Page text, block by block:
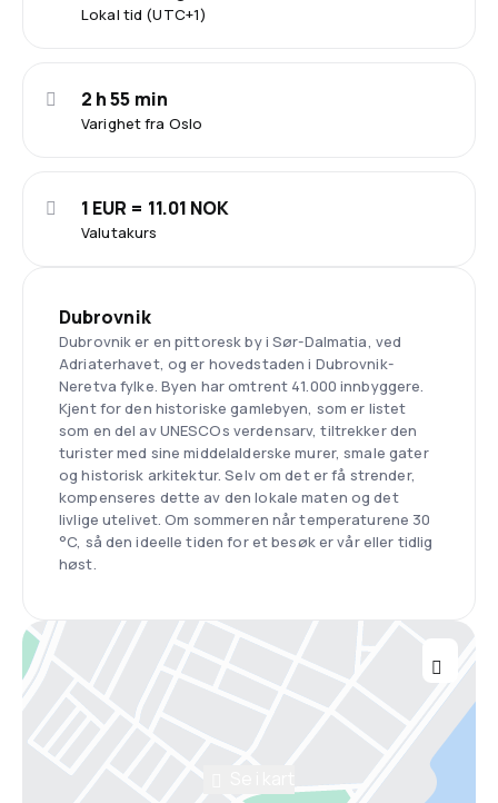
Lokal tid (UTC+1)
Varighet fra Oslo
2 h 55 min
Valutakurs
1 EUR = 11.01 NOK
Dubrovnik
Dubrovnik er en pittoresk by i Sør-Dalmatia, ved
Adriaterhavet, og er hovedstaden i Dubrovnik-
Neretva fylke. Byen har omtrent 41.000 innbyggere.
Kjent for den historiske gamlebyen, som er listet
som en del av UNESCOs verdensarv, tiltrekker den
turister med sine middelalderske murer, smale gater
og historisk arkitektur. Selv om det er få strender,
kompenseres dette av den lokale maten og det
livlige utelivet. Om sommeren når temperaturene 30
°C, så den ideelle tiden for et besøk er vår eller tidlig
høst.